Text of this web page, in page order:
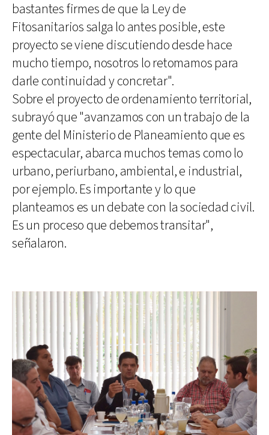
bastantes firmes de que la Ley de
Fitosanitarios salga lo antes posible, este
proyecto se viene discutiendo desde hace
mucho tiempo, nosotros lo retomamos para
darle continuidad y concretar".
Sobre el proyecto de ordenamiento territorial,
subrayó que "avanzamos con un trabajo de la
gente del Ministerio de Planeamiento que es
espectacular, abarca muchos temas como lo
urbano, periurbano, ambiental, e industrial,
por ejemplo. Es importante y lo que
planteamos es un debate con la sociedad civil.
Es un proceso que debemos transitar",
señalaron.